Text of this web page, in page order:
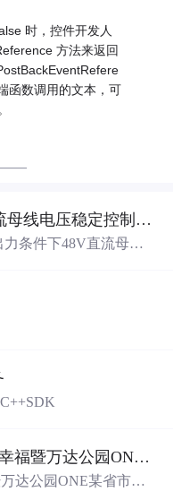
时，控件开发人
方法来返回
函数调用的文本，可
——
间歇性光伏出力下 48V 直流母线电压稳定控制及储能双向充放电闭环调控体系研究（Simulink仿真实现）
条件下48V直流母线
、双向DC-DC变换器
构，结合光伏最大功
环控制策略，确保在
下维持母线电压稳
真模型，验证了控制策
和电能质量水平。; 适
新能源系统基础知识
人员，以及从事光伏
（共89页PPT）遇见下一站幸福暨万达公园ONE某省市热气球生活艺术节活动策划方案.pptx
达公园ONE某省市热